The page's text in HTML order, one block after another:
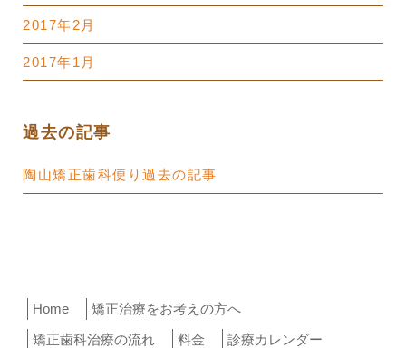
2017年2月
2017年1月
過去の記事
陶山矯正歯科便り過去の記事
Home
矯正治療をお考えの方へ
矯正歯科治療の流れ
料金
診療カレンダー